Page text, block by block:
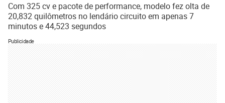
Com 325 cv e pacote de performance, modelo fez olta de
20,832 quilômetros no lendário circuito em apenas 7
minutos e 44,523 segundos
Publicidade